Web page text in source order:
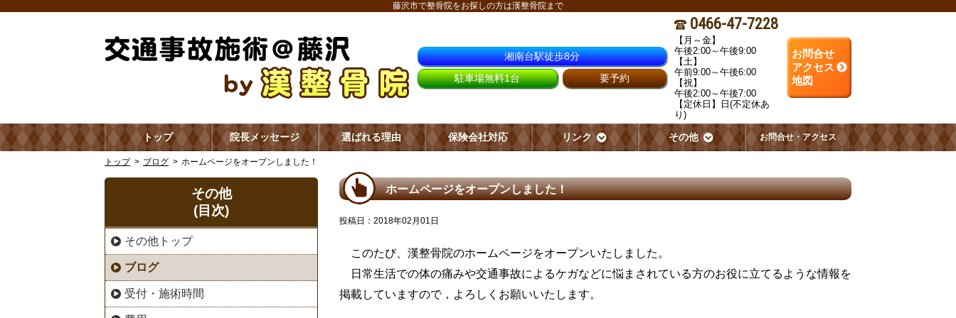
藤沢市で整骨院をお探しの方は漢整骨院まで
湘南台駅徒歩8分
駐車場無料1台
要予約
0466-47-7228
【月～金】
午後2:00～午後9:00
【土】
午前9:00～午後6:00
【祝】
午後2:00～午後7:00
【定休日】日(不定休あ
り)
お問合せ
アクセス
地図
トップ 院長メッセージ 選ばれる理由 保険会社対応 リンク その他 お問合せ・アクセス
トップ ブログ ホームページをオープンしました！
ホームページをオープンしました！
投稿日：2018年02月01日
このたび、漢整骨院のホームページをオープンいたしました。
日常生活での体の痛みや交通事故によるケガなどに悩まされている方のお役に立てるような情報を
掲載していますので，よろしくお願いいたします。
その他
(目次)
その他トップ
ブログ
受付・施術時間